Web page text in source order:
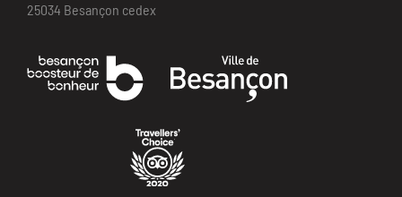
25034 Besançon cedex